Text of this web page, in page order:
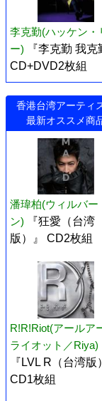
李克勤(ハッケン・
ー)
『李克勤 我克
CD+DVD2枚組
香港台湾アーティ
最新オススメ商
潘瑋柏(ウィルバー
ン)
『狂愛（台湾
版）』 CD2枚組
R!R!Riot(アールア
ライオット／Riya)
『LVL R（台湾版
CD1枚組